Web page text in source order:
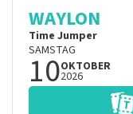
WAYLON
Time Jumper
SAMSTAG
10OKTOBER
2026